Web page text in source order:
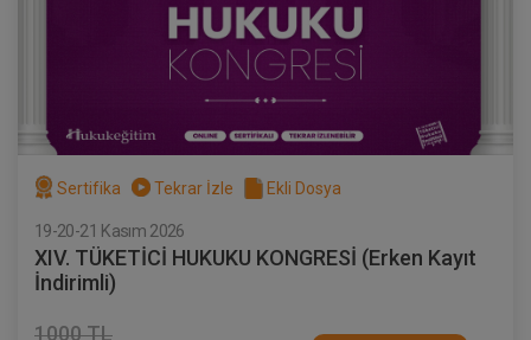
Sertifika Tekrar İzle Ekli Dosya
19-20-21 Kasım 2026
XIV. TÜKETİCİ HUKUKU KONGRESİ (Erken Kayıt
İndirimli)
1000 TL